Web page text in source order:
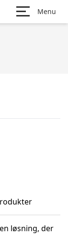
Menu
løsning, der